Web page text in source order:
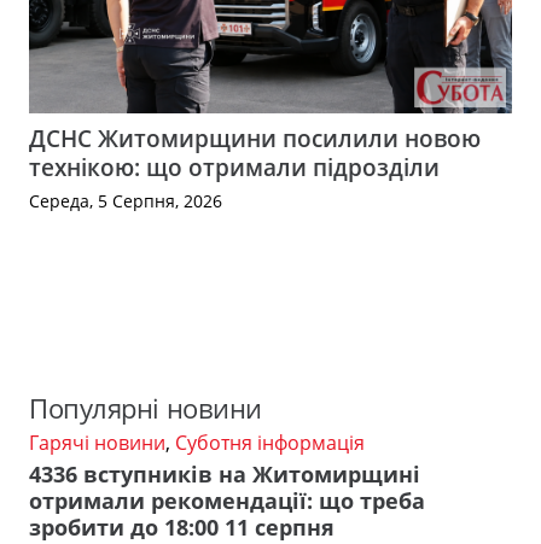
ДСНС Житомирщини посилили новою
технікою: що отримали підрозділи
Середа, 5 Серпня, 2026
Популярні новини
Гарячі новини, Суботня інформація
4336 вступників на Житомирщині
отримали рекомендації: що треба
зробити до 18:00 11 серпня